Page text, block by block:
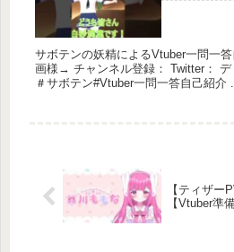
サボテンの妖精によるVtuber一問一答自
画様→ チャンネル登録： Twitter：
＃サボ
【ティザー
【Vtuber準